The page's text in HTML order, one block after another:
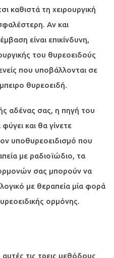
καθιστά τη χειρουργική
Αν και
είναι επικίνδυνη,
του θυρεοειδούς
που υποβάλλονται σε
θυρεοειδή.
αδένας σας, η πηγή του
και θα γίνετε
υποθυρεοειδισμό που
με ραδιοϊώδιο, τα
σας μπορούν να
με θεραπεία μία φορά
ορμόνης.
τις τρεις μεθόδους